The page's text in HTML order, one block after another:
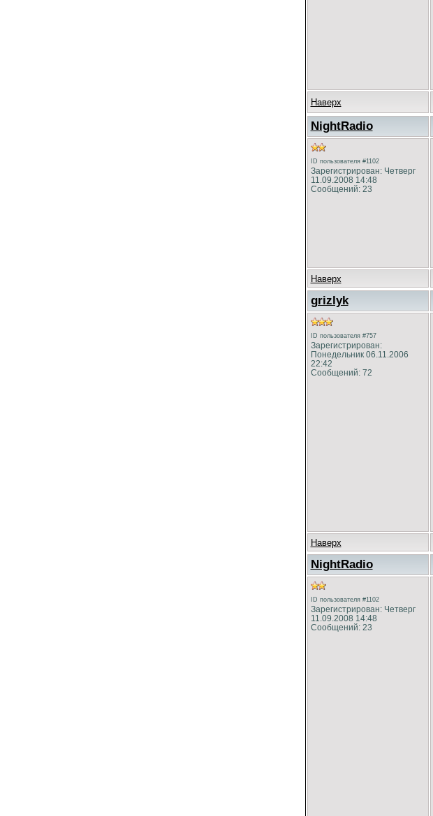
Наверх
NightRadio
ID пользователя #1102
Зарегистрирован: Четверг
11.09.2008 14:48
Сообщений: 23
Наверх
grizlyk
ID пользователя #757
Зарегистрирован:
Понедельник 06.11.2006
22:42
Сообщений: 72
Наверх
NightRadio
ID пользователя #1102
Зарегистрирован: Четверг
11.09.2008 14:48
Сообщений: 23